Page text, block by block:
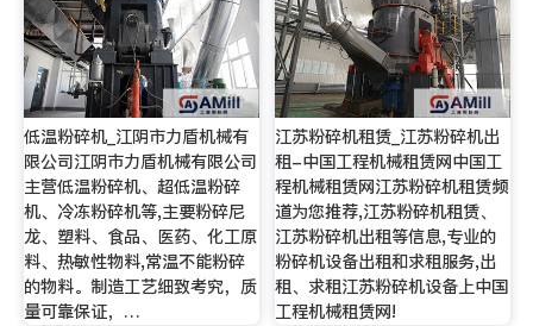
低温粉碎机_江阴市力盾机械有
限公司江阴市力盾机械有限公司
主营低温粉碎机、超低温粉碎
机、冷冻粉碎机等,主要粉碎尼
龙、塑料、食品、医药、化工原
料、热敏性物料,常温不能粉碎
的物料。制造工艺细致考究，质
量可靠保证，…
江苏粉碎机租赁_江苏粉碎机出
租-中国工程机械租赁网中国工
程机械租赁网江苏粉碎机租赁频
道为您推荐,江苏粉碎机租赁、
江苏粉碎机出租等信息,专业的
粉碎机设备出租和求租服务,出
租、求租江苏粉碎机设备上中国
工程机械租赁网!